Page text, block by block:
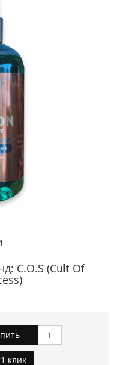
C.O.S (Cult Of
клик